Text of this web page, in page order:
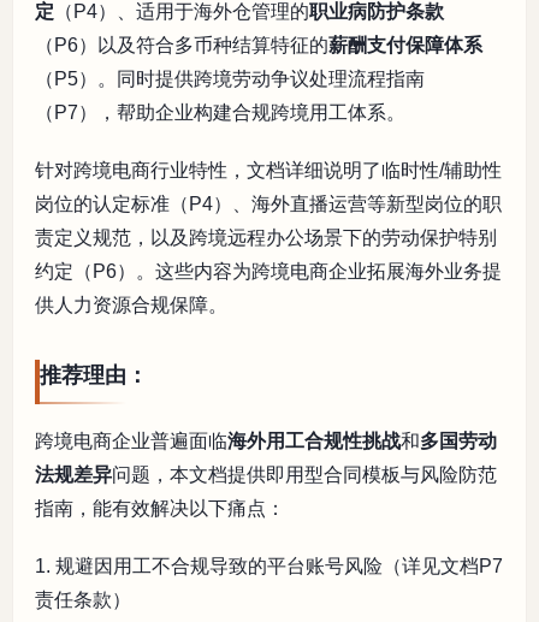
定 （P4）、适用于海外仓管理的职业病防护条款
（P6）以及符合多币种结算特征的薪酬支付保障体系
（P5）。同时提供跨境劳动争议处理流程指南
（P7），帮助企业构建合规跨境用工体系。
针对跨境电商行业特性，文档详细说明了临时性/辅助性
岗位的认定标准（P4）、海外直播运营等新型岗位的职
责定义规范，以及跨境远程办公场景下的劳动保护特别
约定（P6）。这些内容为跨境电商企业拓展海外业务提
供人力资源合规保障。
推荐理由：
跨境电商企业普遍面临海外用工合规性挑战和多国劳动
法规差异问题，本文档提供即用型合同模板与风险防范
指南，能有效解决以下痛点：
1. 规避因用工不合规导致的平台账号风险（详见文档P7
责任条款）